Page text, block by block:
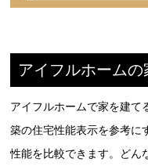
アイフルホーム
アイフルホームで家を建て
築の住宅性能表示を参考に
性能を比較できます。どん